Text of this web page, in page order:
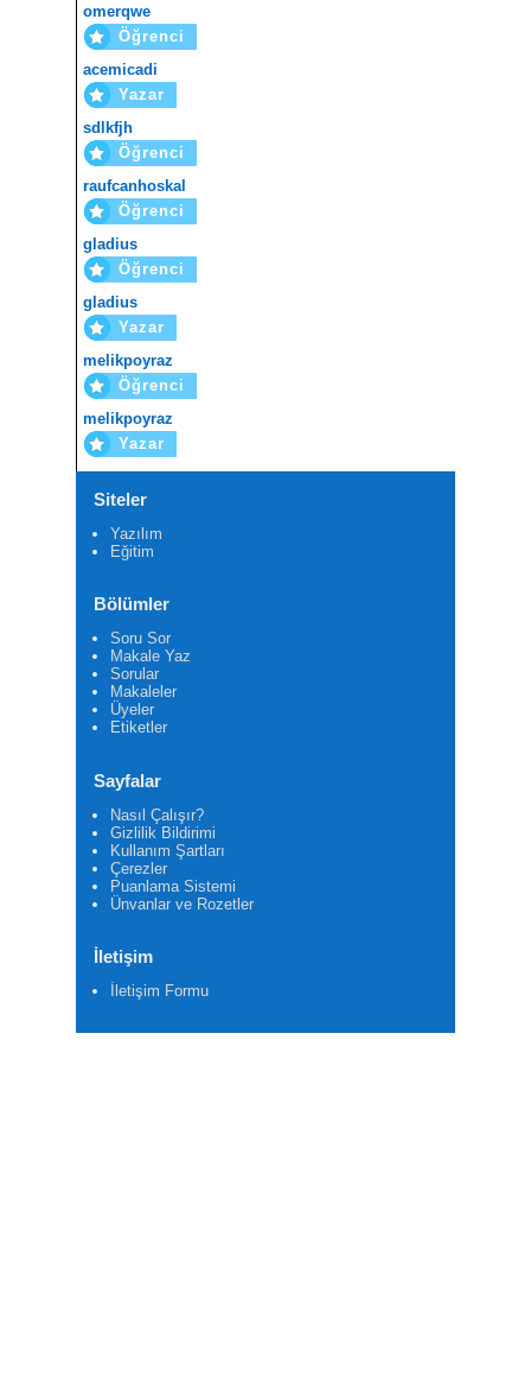
omerqwe
Öğrenci
acemicadi
Yazar
sdlkfjh
Öğrenci
raufcanhoskal
Öğrenci
gladius
Öğrenci
gladius
Yazar
melikpoyraz
Öğrenci
melikpoyraz
Yazar
Siteler
Yazılım
Eğitim
Bölümler
Soru Sor
Makale Yaz
Sorular
Makaleler
Üyeler
Etiketler
Sayfalar
Nasıl Çalışır?
Gizlilik Bildirimi
Kullanım Şartları
Çerezler
Puanlama Sistemi
Ünvanlar ve Rozetler
İletişim
İletişim Formu